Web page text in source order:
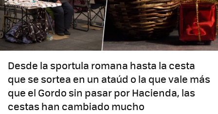
Desde la sportula romana hasta la cesta
que se sortea en un ataúd o la que vale más
que el Gordo sin pasar por Hacienda, las
cestas han cambiado mucho